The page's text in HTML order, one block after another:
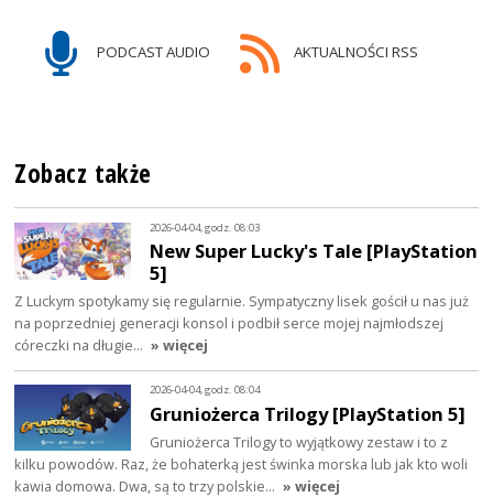
PODCAST AUDIO AKTUALNOŚCI RSS
Zobacz także
2026-04-04, godz. 08:03
New Super Lucky's Tale [PlayStation
5]
Z Luckym spotykamy się regularnie. Sympatyczny lisek gościł u nas już
na poprzedniej generacji konsol i podbił serce mojej najmłodszej
córeczki na długie… » więcej
2026-04-04, godz. 08:04
Gruniożerca Trilogy [PlayStation 5]
Gruniożerca Trilogy to wyjątkowy zestaw i to z
kilku powodów. Raz, że bohaterką jest świnka morska lub jak kto woli
kawia domowa. Dwa, są to trzy polskie… » więcej